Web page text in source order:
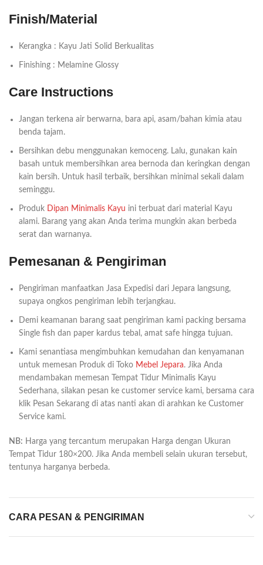
Finish/Material
Kerangka : Kayu Jati Solid Berkualitas
Finishing : Melamine Glossy
Care Instructions
Jangan terkena air berwarna, bara api, asam/bahan kimia atau
benda tajam.
Bersihkan debu menggunakan kemoceng. Lalu, gunakan kain
basah untuk membersihkan area bernoda dan keringkan dengan
kain bersih. Untuk hasil terbaik, bersihkan minimal sekali dalam
seminggu.
Produk Dipan Minimalis Kayu ini terbuat dari material Kayu
alami. Barang yang akan Anda terima mungkin akan berbeda
serat dan warnanya.
Pemesanan & Pengiriman
Pengiriman manfaatkan Jasa Expedisi dari Jepara langsung,
supaya ongkos pengiriman lebih terjangkau.
Demi keamanan barang saat pengiriman kami packing bersama
Single fish dan paper kardus tebal, amat safe hingga tujuan.
Kami senantiasa mengimbuhkan kemudahan dan kenyamanan
untuk memesan Produk di Toko Mebel Jepara. Jika Anda
mendambakan memesan Tempat Tidur Minimalis Kayu
Sederhana, silakan pesan ke customer service kami, bersama cara
klik Pesan Sekarang di atas nanti akan di arahkan ke Customer
Service kami.
NB: Harga yang tercantum merupakan Harga dengan Ukuran
Tempat Tidur 180×200. Jika Anda membeli selain ukuran tersebut,
tentunya harganya berbeda.
CARA PESAN & PENGIRIMAN